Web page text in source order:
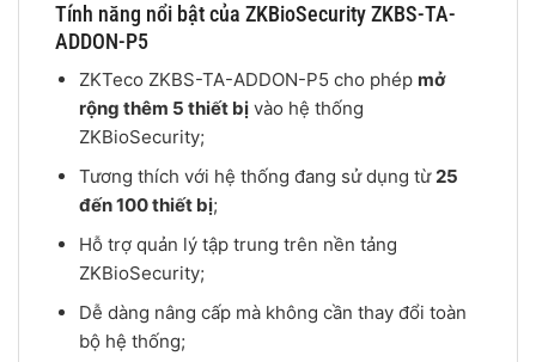
Tính năng nổi bật của ZKBioSecurity ZKBS-TA-
ADDON-P5
ZKTeco ZKBS-TA-ADDON-P5 cho phép mở
rộng thêm 5 thiết bịvào hệ thống
ZKBioSecurity;
Tương thích với hệ thống đang sử dụng từ25
đến 100 thiết bị;
Hỗ trợ quản lý tập trung trên nền tảng
ZKBioSecurity;
Dễ dàng nâng cấp mà không cần thay đổi toàn
bộ hệ thống;